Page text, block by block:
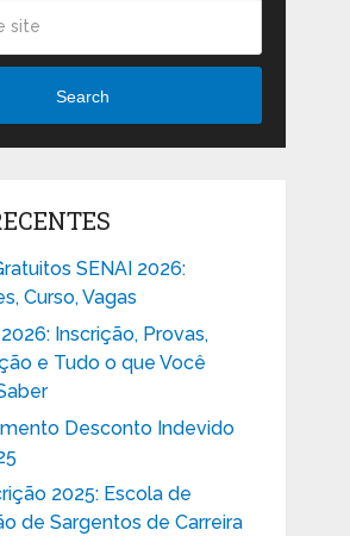
Search
SENAI 2026:
Curso, Vagas
Inscrição, Provas,
e Tudo o que Você
Desconto Indevido
2025: Escola de
de Sargentos de Carreira